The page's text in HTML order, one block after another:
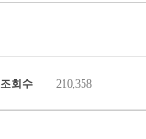
조회수 210,358